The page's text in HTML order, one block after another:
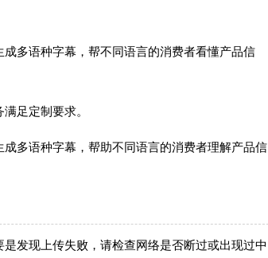
多语种字幕，帮不同语言的消费者看懂产品信
足定制要求。
多语种字幕，帮助不同语言的消费者理解产品信
发现上传失败，请检查网络是否断过或出现过中